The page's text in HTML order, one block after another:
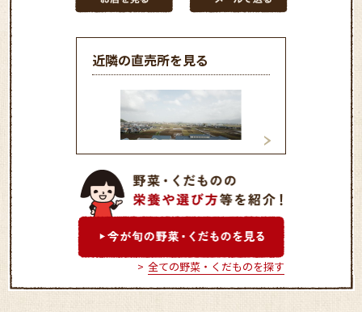
近隣の直売所を見る
喜ね舎 愛菜館 丹生膳野菜
全ての野菜・くだものを探す